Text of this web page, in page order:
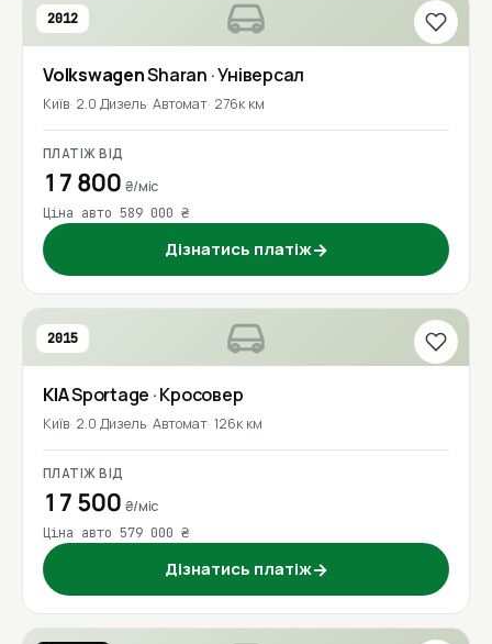
2012
VolkswagenSharan · Універсал
Київ 2.0 Дизель Автомат 276к км
ПЛАТІЖ ВІД
17 800 ₴/міс
Ціна авто 589 000 ₴
Дізнатись платіж→
2015
KIASportage · Кросовер
Київ 2.0 Дизель Автомат 126к км
ПЛАТІЖ ВІД
17 500 ₴/міс
Ціна авто 579 000 ₴
Дізнатись платіж→